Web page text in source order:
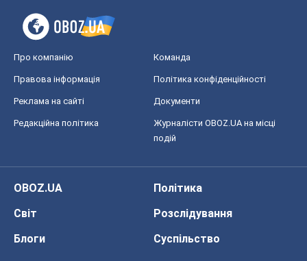
Про компанію Команда
Правова інформація Політика конфіденційності
Реклама на сайті Документи
Редакційна політика
Журналісти OBOZ.UA на місці
подій
OBOZ.UA
Політика
Світ
Розслідування
Блоги
Суспільство